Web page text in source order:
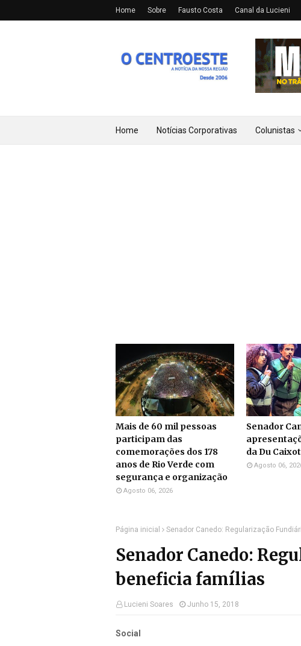
Home Sobre Fausto Costa Canal da Lucieni
Home Notícias Corporativas Colunistas
Mais de 60 mil pessoas
participam das
comemorações dos 178
anos de Rio Verde com
segurança e organização
Agosto 06, 2026
Senador
da Du
Agosto 06,
Página inicial Senador Canedo: Regularização
Senador Canedo:
beneficia famílias
Lucieni Soares Junho 15, 2018
Social